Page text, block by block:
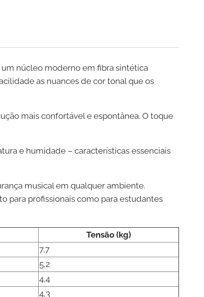
núcleo moderno em fibra sintética
as nuances de cor tonal que os
mais confortável e espontânea. O toque
e humidade – características essenciais
musical em qualquer ambiente.
para profissionais como para estudantes
Tensão (kg)
7,7
5,2
4,4
4,3